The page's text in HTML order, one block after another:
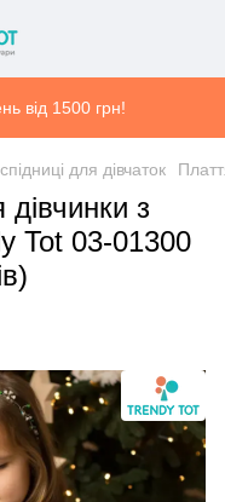
від 1500 грн!
для дівчаток
з
Tot 03-01300